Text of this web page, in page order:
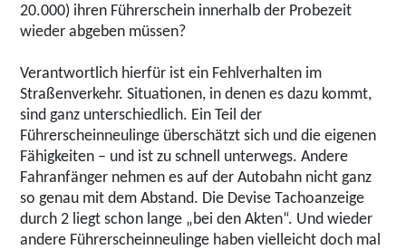
20.000) ihren Führerschein innerhalb der Probezeit
wieder abgeben müssen?
Verantwortlich hierfür ist ein Fehlverhalten im
Straßenverkehr. Situationen, in denen es dazu kommt,
sind ganz unterschiedlich. Ein Teil der
Führerscheinneulinge überschätzt sich und die eigenen
Fähigkeiten – und ist zu schnell unterwegs. Andere
Fahranfänger nehmen es auf der Autobahn nicht ganz
so genau mit dem Abstand. Die Devise Tachoanzeige
durch 2 liegt schon lange „bei den Akten“. Und wieder
andere Führerscheinneulinge haben vielleicht doch mal